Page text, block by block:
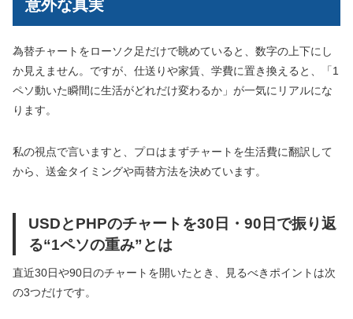
意外な真実
為替チャートをローソク足だけで眺めていると、数字の上下にし
か見えません。ですが、仕送りや家賃、学費に置き換えると、「1
ペソ動いた瞬間に生活がどれだけ変わるか」が一気にリアルにな
ります。
私の視点で言いますと、プロはまずチャートを生活費に翻訳して
から、送金タイミングや両替方法を決めています。
USDとPHPのチャートを30日・90日で振り返
る“1ペソの重み”とは
直近30日や90日のチャートを開いたとき、見るべきポイントは次
の3つだけです。